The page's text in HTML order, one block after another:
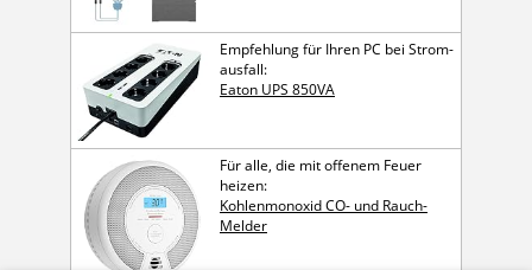
Empfehlung für Ihren PC bei Strom­
ausfall:
Eaton UPS 850VA
Für alle, die mit offenem Feuer
heizen:
Kohlen­mon­oxid CO- und Rauch-
Melder